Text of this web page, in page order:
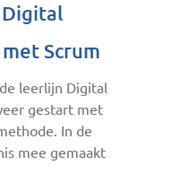
Scrum
leerlijn Digital
gestart met
In de
mee gemaakt